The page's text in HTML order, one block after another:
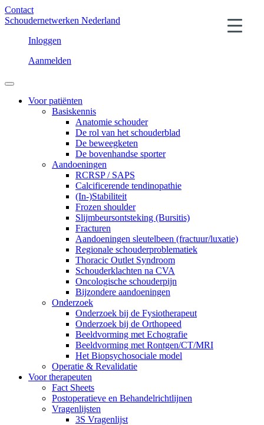
Contact
Schoudernetwerken Nederland
Inloggen
Aanmelden
Voor patiënten
Basiskennis
Anatomie schouder
De rol van het schouderblad
De beweegketen
De bovenhandse sporter
Aandoeningen
RCRSP / SAPS
Calcificerende tendinopathie
(In-)Stabiliteit
Frozen shoulder
Slijmbeursontsteking (Bursitis)
Fracturen
Aandoeningen sleutelbeen (fractuur/luxatie)
Regionale schouderproblematiek
Thoracic Outlet Syndroom
Schouderklachten na CVA
Oncologische schouderpijn
Bijzondere aandoeningen
Onderzoek
Onderzoek bij de Fysiotherapeut
Onderzoek bij de Orthopeed
Beeldvorming met Echografie
Beeldvorming met Rontgen/CT/MRI
Het Biopsychosociale model
Operatie & Revalidatie
Voor therapeuten
Fact Sheets
Postoperatieve en Behandelrichtlijnen
Vragenlijsten
3S Vragenlijst